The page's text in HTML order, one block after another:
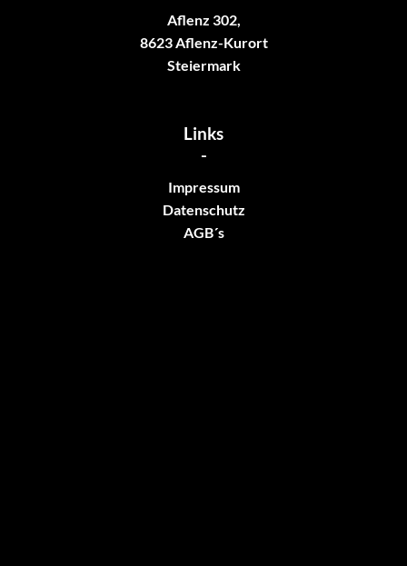
Aflenz 302,
8623 Aflenz-Kurort
Steiermark
Links
-
Impressum
Datenschutz
AGB´s